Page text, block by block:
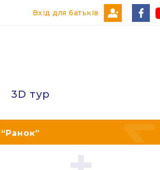
3D тур
Вхід для батьків